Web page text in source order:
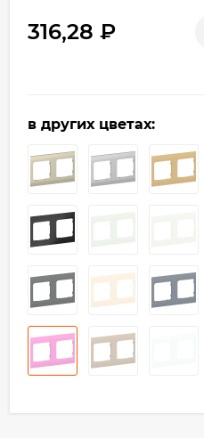
316,28 ₽
в других цветах: